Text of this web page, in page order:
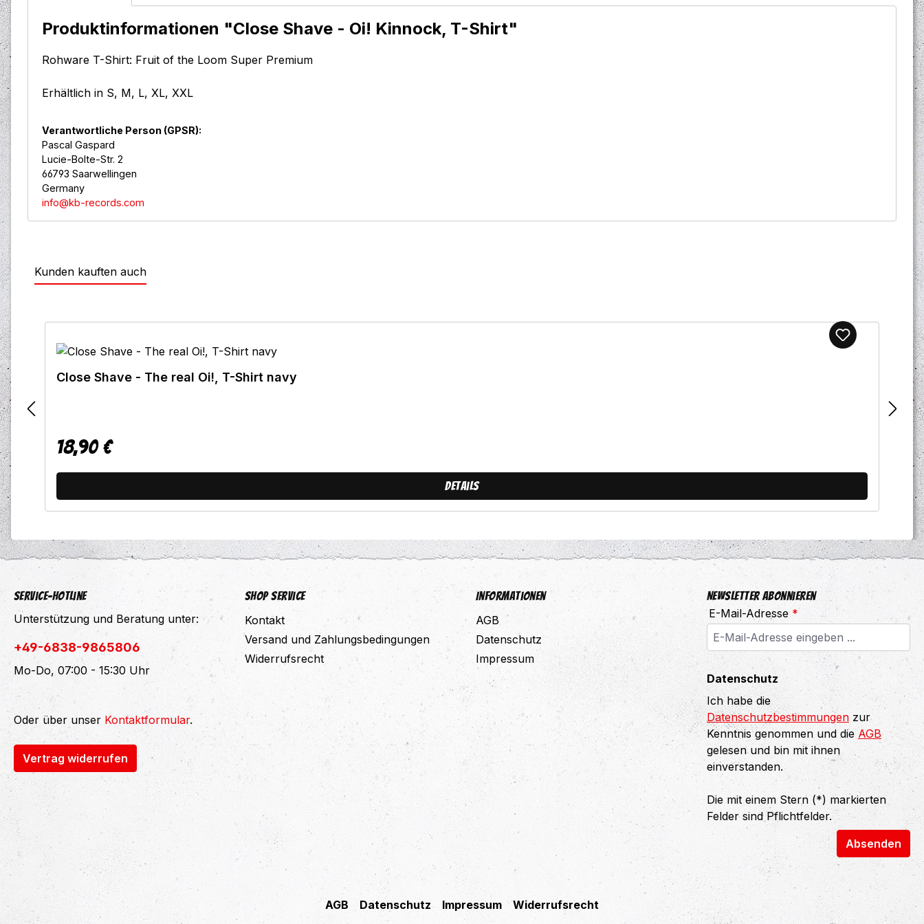
Produktinformationen "Close Shave - Oi! Kinnock, T-Shirt"
Rohware T-Shirt: Fruit of the Loom Super Premium
Erhältlich in S, M, L, XL, XXL
Verantwortliche Person (GPSR):
Pascal Gaspard
Lucie-Bolte-Str. 2
66793 Saarwellingen
Germany
info@kb-records.com
Kunden kauften auch
Close Shave - The real Oi!, T-Shirt navy
Regulärer Preis:
18,90 €
Details
Service-Hotline
Unterstützung und Beratung unter:
+49-6838-9865806
Mo-Do, 07:00 - 15:30 Uhr
Oder über unser Kontaktformular.
Vertrag widerrufen
Shop Service
Kontakt
Versand und Zahlungsbedingungen
Widerrufsrecht
Informationen
AGB
Datenschutz
Impressum
Newsletter abonnieren
E-Mail-Adresse *
Datenschutz
Ich habe die
Datenschutzbestimmungen zur
Kenntnis genommen und die AGB
gelesen und bin mit ihnen
einverstanden.
Die mit einem Stern (*) markierten
Felder sind Pflichtfelder.
Absenden
AGB Datenschutz Impressum Widerrufsrecht